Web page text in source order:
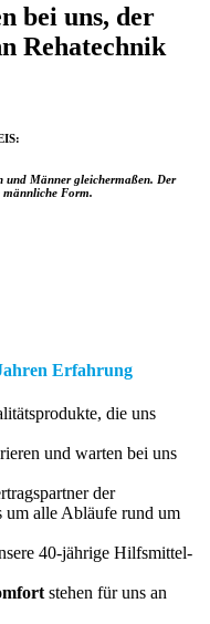
bei uns, der
Rehatechnik
und Männer gleichermaßen. Der
männliche Form.
Erfahrung
die uns
und warten bei uns
der
um alle Abläufe rund um
40-jährige Hilfsmittel-
stehen für uns an